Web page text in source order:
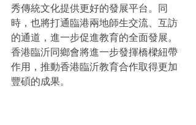
秀傳統文化提供更好的發展平台。同
時，也將打通臨港兩地師生交流、互訪
的通道，進一步促進教育的全面發展。
香港臨沂同鄉會將進一步發揮橋樑紐帶
作用，推動香港臨沂教育合作取得更加
豐碩的成果。